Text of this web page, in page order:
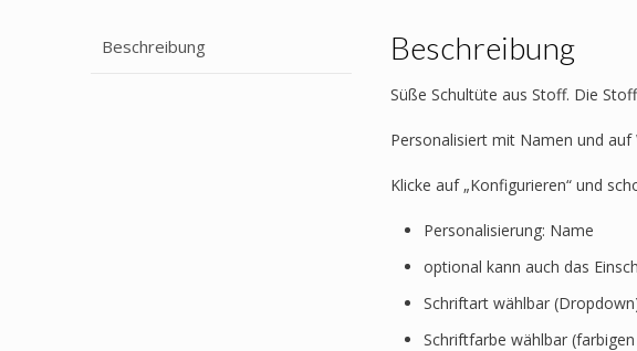
Beschreibung Beschreibung
Süße Schultüte aus Stoff. Die
Personalisiert mit Namen und auf
Klicke auf „Konfigurieren“ und
Personalisierung: Name
optional kann auch das
Schriftart wählbar
Schriftfarbe wählbar